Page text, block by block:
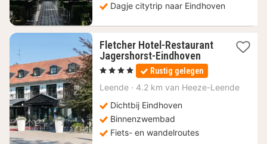
Dagje citytrip naar Eindhoven
Fletcher Hotel-Restaurant
Jagershorst-Eindhoven1
nacht
vanaf
80
, 4 Sterren Rustig gelegen
Leende · 4.2 km van Heeze-Leende
Dichtbij Eindhoven
Binnenzwembad
Fiets- en wandelroutes